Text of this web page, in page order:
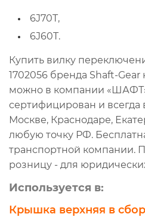
6J70T,
6J60T.
Купить вилку
1702056 бренда Shaft-
можно в компании
сертифицирован и всегда
Москве, Краснодаре,
любую точку РФ.
транспортной компании.
розницу - для
Используется в:
Крышка верхняя в